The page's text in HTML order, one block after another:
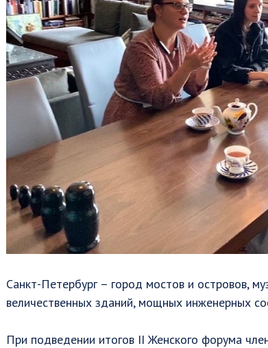
Санкт-Петербург – город мостов и островов,
величественных зданий, мощных инженерных
При подведении итогов II Женского форума